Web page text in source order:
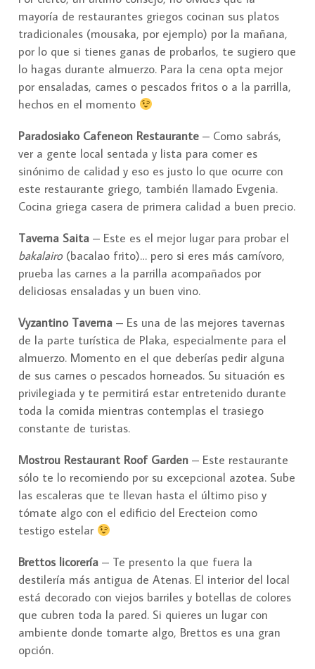
mayoría de restaurantes griegos cocinan sus platos
tradicionales (mousaka, por ejemplo) por la mañana,
por lo que si tienes ganas de probarlos, te sugiero que
lo hagas durante almuerzo. Para la cena opta mejor
por ensaladas, carnes o pescados fritos o a la parrilla,
hechos en el momento
Paradosiako Cafeneon Restaurante – Como sabrás,
ver a gente local sentada y lista para comer es
sinónimo de calidad y eso es justo lo que ocurre con
este restaurante griego, también llamado Evgenia.
Cocina griega casera de primera calidad a buen precio.
Taverna Saita – Este es el mejor lugar para probar el
bakalairo(bacalao frito)… pero si eres más carnívoro,
prueba las carnes a la parrilla acompañados por
deliciosas ensaladas y un buen vino.
Vyzantino Taverna – Es una de las mejores tavernas
de la parte turística de Plaka, especialmente para el
almuerzo. Momento en el que deberías pedir alguna
de sus carnes o pescados horneados. Su situación es
privilegiada y te permitirá estar entretenido durante
toda la comida mientras contemplas el trasiego
constante de turistas.
Mostrou Restaurant Roof Garden – Este restaurante
sólo te lo recomiendo por su excepcional azotea. Sube
las escaleras que te llevan hasta el último piso y
tómate algo con el edificio del Erecteion como
testigo estelar
Brettos licorería – Te presento la que fuera la
destilería más antigua de Atenas. El interior del local
está decorado con viejos barriles y botellas de colores
que cubren toda la pared. Si quieres un lugar con
ambiente donde tomarte algo, Brettos es una gran
opción.